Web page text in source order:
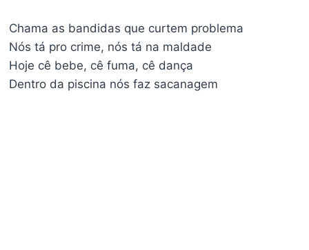
Chama as bandidas que curtem problema
Nós tá pro crime, nós tá na maldade
Hoje cê bebe, cê fuma, cê dança
Dentro da piscina nós faz sacanagem